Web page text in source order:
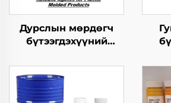
Дурслын мөрдөгч
бүтээгдэхүүний